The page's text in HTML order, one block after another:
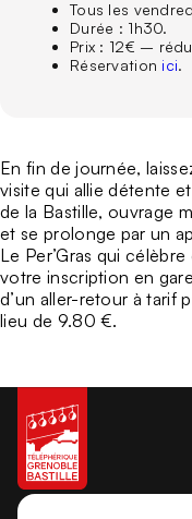
Tous les
Durée : 1h30.
Prix : 12€ –
Réservation ici.
En fin de journée,
visite qui allie détente
de la Bastille, ouvrage
et se prolonge par un
Le Per’Gras qui célèbre
votre inscription en
d’un aller-retour à tarif
lieu de 9.80 €.